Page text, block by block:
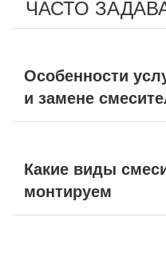
ЧАСТО
Особенности
и замене
Какие виды
монтируем